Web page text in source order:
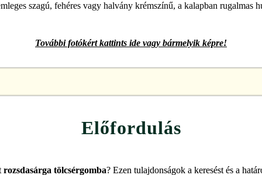
szagú, fehéres vagy halvány krémszínű, a kalapban rugalmas
További fotókért kattints ide vagy bármelyik képre!
Előfordulás
rozsdasárga tölcsérgomba? Ezen tulajdonságok a keresést és a